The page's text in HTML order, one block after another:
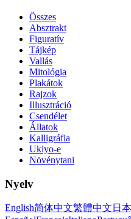
Összes
Absztrakt
Figuratív
Tájkép
Vallás
Mitológia
Plakátok
Rajzok
Illusztráció
Csendélet
Állatok
Kalligráfia
Ukiyo-e
Növénytani
Nyelv
English简体中文繁體中文 日